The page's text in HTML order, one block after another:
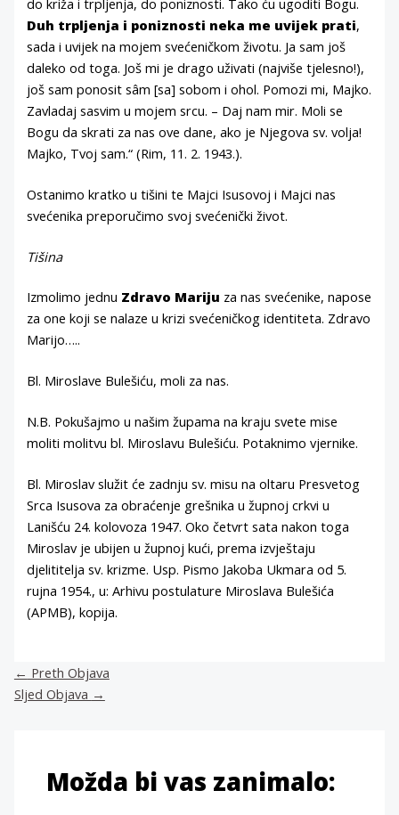
Duh trpljenja i poniznosti neka me uvijek prati,
sada i uvijek na mojem svećeničkom životu. Ja sam još
daleko od toga. Još mi je drago uživati (najviše tjelesno!),
još sam ponosit sâm [sa] sobom i ohol. Pomozi mi, Majko.
Zavladaj sasvim u mojem srcu. – Daj nam mir. Moli se
Bogu da skrati za nas ove dane, ako je Njegova sv. volja!
Majko, Tvoj sam.“ (Rim, 11. 2. 1943.).
Ostanimo kratko u tišini te Majci Isusovoj i Majci nas
svećenika preporučimo svoj svećenički život.
Tišina
Izmolimo jednu Zdravo Mariju za nas svećenike, napose
za one koji se nalaze u krizi svećeničkog identiteta. Zdravo
Marijo…..
Bl. Miroslave Bulešiću, moli za nas.
N.B. Pokušajmo u našim župama na kraju svete mise
moliti molitvu bl. Miroslavu Bulešiću. Potaknimo vjernike.
Bl. Miroslav služit će zadnju sv. misu na oltaru Presvetog
Srca Isusova za obraćenje grešnika u župnoj crkvi u
Lanišću 24. kolovoza 1947. Oko četvrt sata nakon toga
Miroslav je ubijen u župnoj kući, prema izvještaju
djelititelja sv. krizme. Usp. Pismo Jakoba Ukmara od 5.
rujna 1954., u: Arhivu postulature Miroslava Bulešića
(APMB), kopija.
← Preth Objava
Sljed Objava →
Možda bi vas zanimalo: